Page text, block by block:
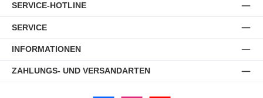
SERVICE-HOTLINE
SERVICE
INFORMATIONEN
ZAHLUNGS- UND VERSANDARTEN